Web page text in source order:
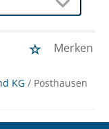
Merken
KG / Posthausen